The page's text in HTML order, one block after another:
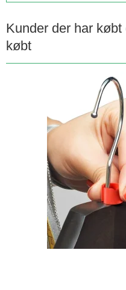
Kunder der har
købt